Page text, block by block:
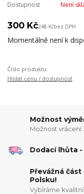
Dostupnost Není
300 Kč248 Kčbez DPH
Momentálně není k
Číslo produktu:
Hlídat cenu / dostupnost
Možnost
Možnost vrácení
Dodací lhůta
Převážná
Polsku!
Vybíráme